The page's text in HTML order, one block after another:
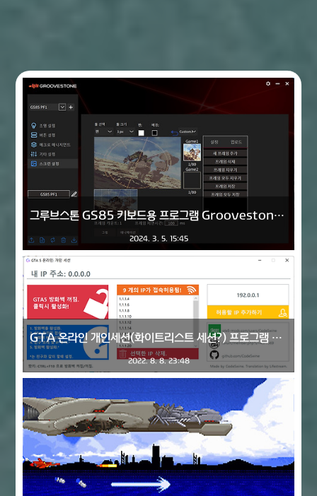
그루브스톤 GS85 키보드용 프로그램 Groovestone_GS85(GS85 Device)의 한글 패치를 배포합니다.
2024. 3. 5. 15:45
GTA 온라인 개인세션(화이트리스트 세션?) 프로그램 CodesWine Private Public Lobby 한글버전.
2022. 8. 8. 23:48